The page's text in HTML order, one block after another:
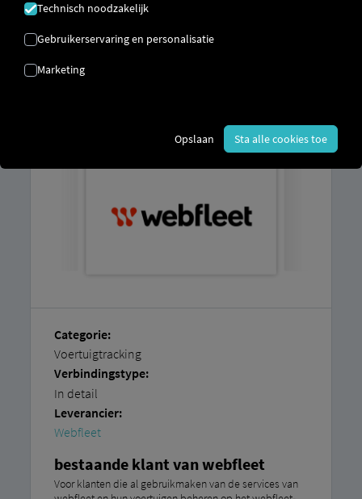
voertuig geïnstalleerd? Verbind de
met hetRIO platformen geef hun locaties
In onze stapsgewijze instructies leggen
Categorie:
Voertuigtracking
Verbindingstype:
In detail
Leverancier:
Webfleet
bestaande klant van webfleet
Voor klanten die al gebruikmaken van de services van
Technisch noodzakelijk
Gebruikerservaring en personalisatie
Marketing
Opslaan Sta alle cookies toe